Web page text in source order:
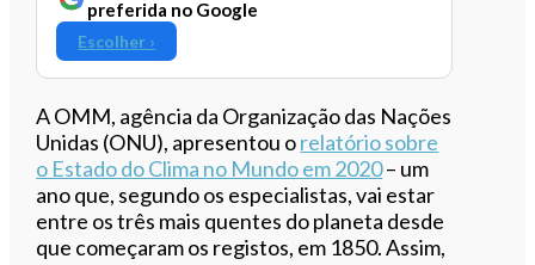
preferida no Google
Escolher ›
A OMM, agência da Organização das Nações
Unidas (ONU), apresentou orelatório sobre
o Estado do Clima no Mundo em 2020– um
ano que, segundo os especialistas, vai estar
entre os três mais quentes do planeta desde
que começaram os registos, em 1850. Assim,